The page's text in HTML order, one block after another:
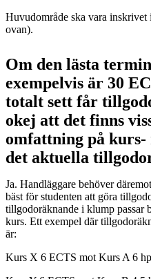
Huvudområde ska vara
ovan).
Om den lästa
exempelvis är 30
totalt sett får
okej att det finns
omfattning på
det aktuella
Ja. Handläggare behöver
bäst för studenten att göra
tillgodoräknande i klump passar
kurs. Ett exempel där
är:
Kurs X 6 ECTS mot Kurs A 6 hp